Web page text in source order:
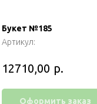
Букет №185
Артикул:
12710,00 р.
Оформить заказ